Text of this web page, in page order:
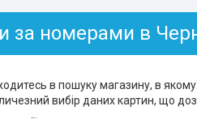
за номерами в
в пошуку магазину, в
вибір даних картин, що